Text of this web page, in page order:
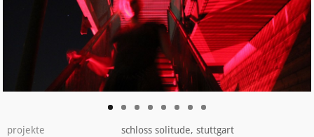
projekte
schloss solitude, stuttgart